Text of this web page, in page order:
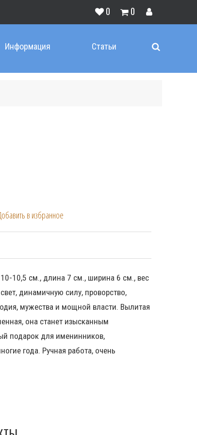
0 0
Информация Статьи
в избранное
10-10,5 см., длина 7 см., ширина 6 см., вес
динамичную силу, проворство,
мужества и мощной власти. Вылитая
она станет изысканным
подарок для именинников,
года. Ручная работа, очень